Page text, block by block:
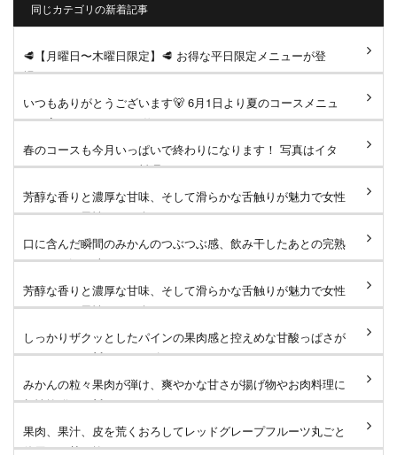
同じカテゴリの新着記事
🥩【月曜日〜木曜日限定】🥩 お得な平日限定メニューが登
場！ ジューシーなサーロイン...
いつもありがとうございます🐻 6月1日より夏のコースメニュ
ーへ変更となります。 仕...
春のコースも今月いっぱいで終わりになります！ 写真はイタ
リアンコースのメイン料理...
芳醇な香りと濃厚な甘味、そして滑らかな舌触りが魅力で女性
はもちろん男性にもお楽し...
口に含んだ瞬間のみかんのつぶつぶ感、飲み干したあとの完熟
みかんの深い味わいがたま...
芳醇な香りと濃厚な甘味、そして滑らかな舌触りが魅力で女性
はもちろん男性にもお楽し...
しっかりザクッとしたパインの果肉感と控えめな甘酸っぱさが
たまりません🐻 #タローズ...
みかんの粒々果肉が弾け、爽やかな甘さが揚げ物やお肉料理に
相性抜群です🐻 #タローズ...
果肉、果汁、皮を荒くおろしてレッドグレープフルーツ丸ごと
使用した甘さ控えめなサワ...